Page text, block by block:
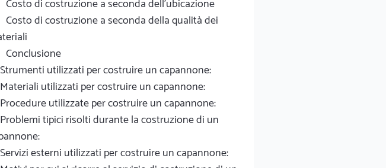
Costo di costruzione a seconda dell'ubicazione
Costo di costruzione a seconda della qualità dei
Conclusione
Strumenti utilizzati per costruire un capannone:
Materiali utilizzati per costruire un capannone:
Procedure utilizzate per costruire un capannone:
Problemi tipici risolti durante la costruzione di un
Servizi esterni utilizzati per costruire un capannone: